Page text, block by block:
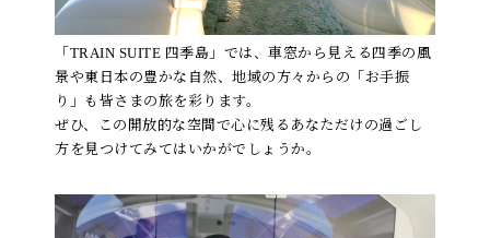
「TRAIN SUITE 四季島」では、車窓から見える四季の風
景や東日本の豊かな自然、地域の方々からの「お手振
り」も皆さまの旅を彩ります。
ぜひ、この開放的な空間で心に残るあなただけの過ごし
方を見つけてみてはいかがでしょうか。